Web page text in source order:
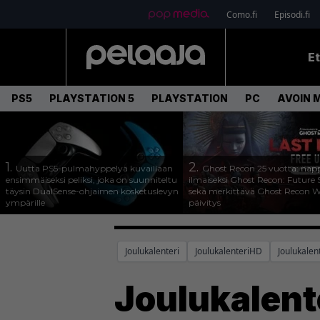
Como.fi Episodi.fi
PS5 PLAYSTATION 5 PLAYSTATION PC AVOIN
1. Uutta PS5-pulmahyppelyä kuvaillaan
ensimmäiseksi peliksi, joka on suunniteltu
täysin DualSense-ohjaimen kosketuslevyn
ympärille
2. Ghost Recon 25 vuotta:
ilmaiseksi Ghost Recon: Future
sekä merkittävä Ghost Recon
päivitys
Joulukalenteri JoulukalenteriHD